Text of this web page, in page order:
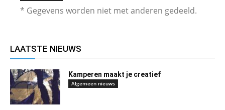
* Gegevens worden niet met anderen gedeeld.
LAATSTE NIEUWS
Kamperen maakt je creatief
Algemeen nieuws